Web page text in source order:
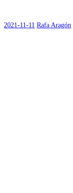
2021-11-11 Rafa Aragón